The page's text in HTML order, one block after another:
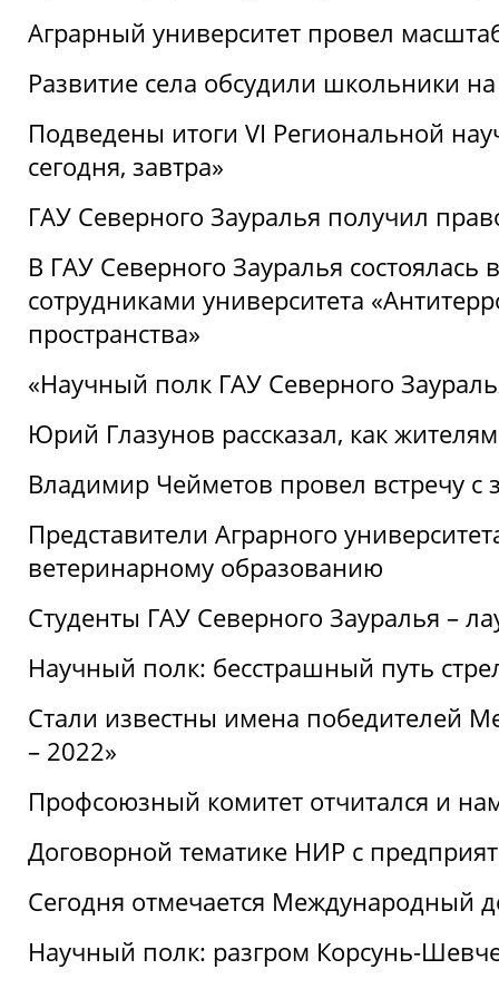
Аграрный университет провел
Развитие села обсудили школьники
Подведены итоги VI Региональной
сегодня, завтра»
ГАУ Северного Зауралья получил
В ГАУ Северного Зауралья состоялась
сотрудниками университета
пространства»
«Научный полк ГАУ Северного
Юрий Глазунов рассказал, как
Владимир Чейметов провел встречу
Представители Аграрного
ветеринарному образованию
Студенты ГАУ Северного Зауралья –
Научный полк: бесстрашный путь
Стали известны имена победителей
– 2022»
Профсоюзный комитет отчитался и
Договорной тематике НИР с
Сегодня отмечается Международный
Научный полк: разгром Корсунь-